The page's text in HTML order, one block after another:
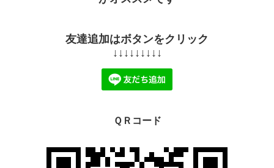
友達追加はボタンをクリック
↓↓↓↓↓↓↓↓↓
ＱＲコード